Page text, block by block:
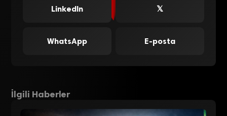
LinkedIn
𝕏
WhatsApp E-posta
İlgili Haberler